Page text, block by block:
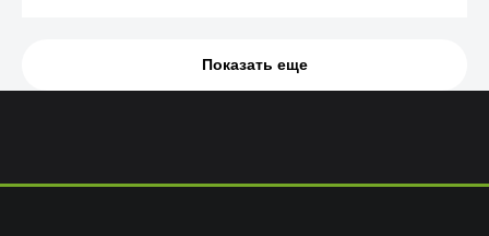
Показать еще